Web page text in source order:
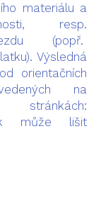
materiálu a
resp.
(popř.
Výsledná
orientačních
na
může lišit